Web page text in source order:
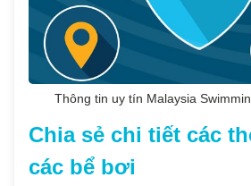
Thông tin uy tín Malaysia
Chia sẻ chi tiết các
các bể bơi